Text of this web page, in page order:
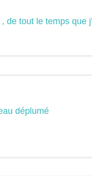
de tout le temps que
déplumé